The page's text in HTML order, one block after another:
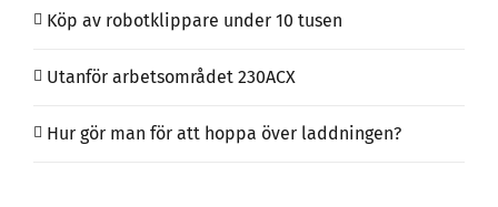
Köp av robotklippare under 10 tusen
Utanför arbetsområdet 230ACX
Hur gör man för att hoppa över laddningen?